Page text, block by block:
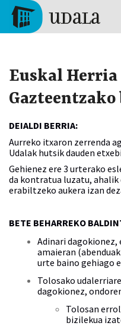
Pasar al contenido principal
Euskal Herria
DEIALDI BERRIA:
Aurreko itxaron zerrenda
Udalak hutsik dauden
Gehienez ere 3 urterako
da kontratua luzatu,
erabiltzeko aukera izan
BETE BEHARREKO
Adinari dagokionez,
amaieran
urte baino gehiago
Tolosako
dagokionez,
Tolosan
bizilekua